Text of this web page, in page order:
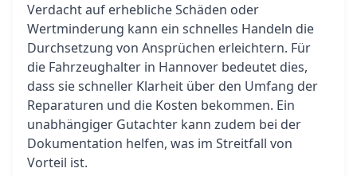
Verdacht auf erhebliche Schäden oder
Wertminderung kann ein schnelles Handeln die
Durchsetzung von Ansprüchen erleichtern. Für
die Fahrzeughalter in Hannover bedeutet dies,
dass sie schneller Klarheit über den Umfang der
Reparaturen und die Kosten bekommen. Ein
unabhängiger Gutachter kann zudem bei der
Dokumentation helfen, was im Streitfall von
Vorteil ist.